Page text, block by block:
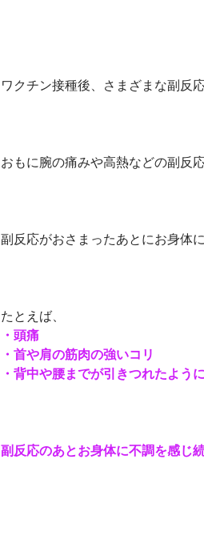
ワクチン接種後、さまざまな副反
おもに腕の痛みや高熱などの副反
副反応がおさまったあとにお身体
たとえば、
・頭痛
・首や肩の筋肉の強いコリ
・背中や腰までが引きつれたよう
副反応のあとお身体に不調を感じ